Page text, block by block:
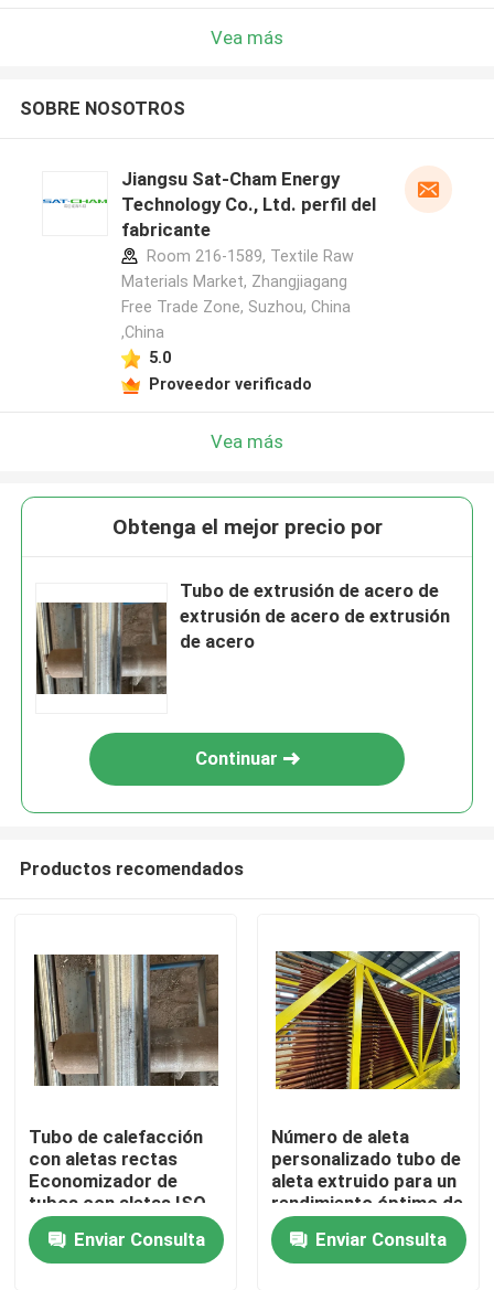
En casa
Productos
Vea más
SOBRE NOSOTROS
Jiangsu Sat-Cham Energy
Technology Co., Ltd. perfil del
fabricante
Room 216-1589, Textile Raw
Materials Market, Zhangjiagang
Free Trade Zone, Suzhou, China
,China
5.0
Proveedor verificado
Vea más
Obtenga el mejor precio por
Tubo de extrusión de acero de
extrusión de acero de extrusión
de acero
Continuar
Productos recomendados
Tubo de calefacción
con aletas rectas
Economizador de
tubos con aletas ISO
CE
Enviar Consulta
Número de aleta
personalizado tubo de
aleta extruido para un
rendimiento óptimo de
transferencia de calor
Enviar Consulta